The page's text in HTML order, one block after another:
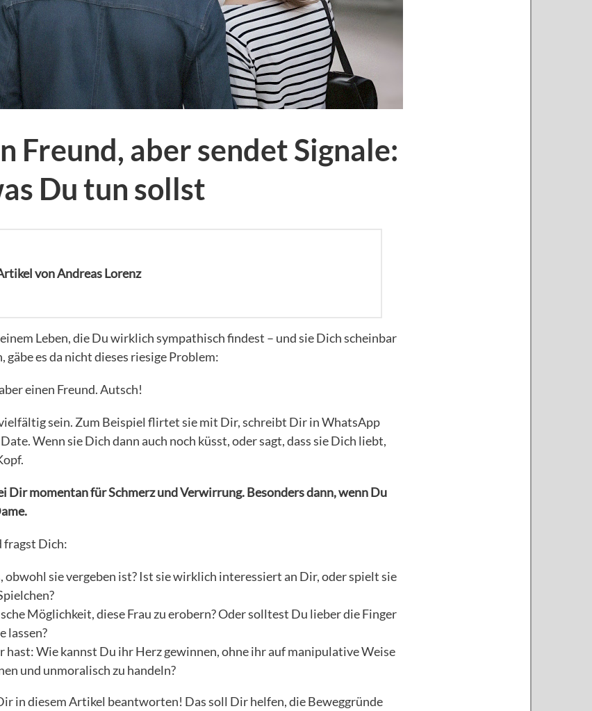
Freund, aber sendet Signale:
Du tun sollst
von Andreas Lorenz
Leben, die Du wirklich sympathisch findest – und sie Dich scheinbar
gäbe es da nicht dieses riesige Problem:
einen Freund. Autsch!
sein. Zum Beispiel flirtet sie mit Dir, schreibt Dir in WhatsApp
Wenn sie Dich dann auch noch küsst, oder sagt, dass sie Dich liebt,
Dir momentan für Schmerz und Verwirrung. Besonders dann, wenn Du
fragst Dich:
obwohl sie vergeben ist? Ist sie wirklich interessiert an Dir, oder spielt sie
Möglichkeit, diese Frau zu erobern? Oder solltest Du lieber die Finger
lassen?
hast: Wie kannst Du ihr Herz gewinnen, ohne ihr auf manipulative Weise
und unmoralisch zu handeln?
in diesem Artikel beantworten! Das soll Dir helfen, die Beweggründe